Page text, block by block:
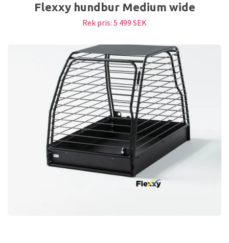
Flexxy hundbur Medium wide
Rek pris: 5 499 SEK